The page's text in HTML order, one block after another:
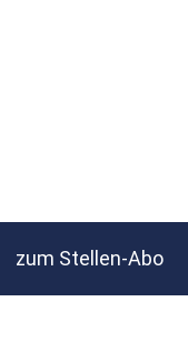
zum Stellen-Abo